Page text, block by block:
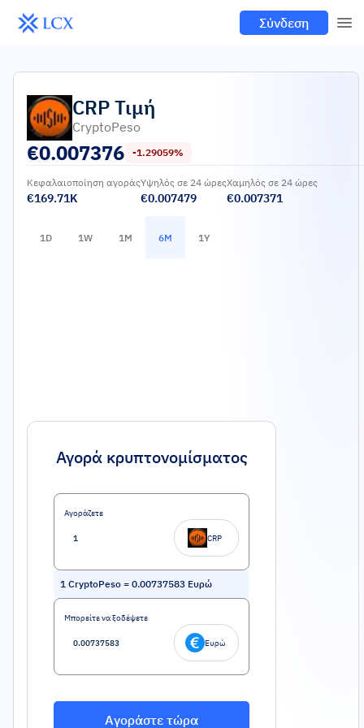
Σύνδεση
CRPΤιμή
CryptoPeso
€0.007376 -1.29059%
Κεφαλαιοποίηση αγοράς
€169.71K
Υψηλός σε 24 ώρες
€0.007479
Χαμηλός σε 24 ώρες
€0.007371
1D 1W 1M 6M 1Y
Αγορά κρυπτονομίσματος
Αγοράζετε
CRP
1 CryptoPeso = 0.00737583 Ευρώ
Μπορείτε να ξοδέψετε
Ευρώ
Αγοράστε τώρα